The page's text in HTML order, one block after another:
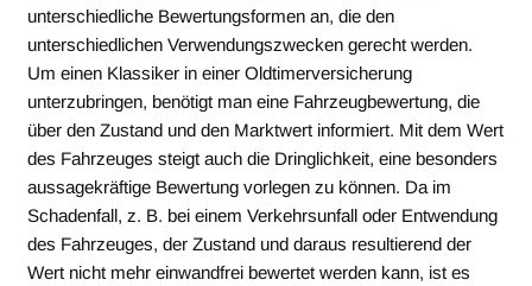
unterschiedliche Bewertungsformen an, die den
unterschiedlichen Verwendungszwecken gerecht werden.
Um einen Klassiker in einer Oldtimerversicherung
unterzubringen, benötigt man eine Fahrzeugbewertung, die
über den Zustand und den Marktwert informiert. Mit dem Wert
des Fahrzeuges steigt auch die Dringlichkeit, eine besonders
aussagekräftige Bewertung vorlegen zu können. Da im
Schadenfall, z. B. bei einem Verkehrsunfall oder Entwendung
des Fahrzeuges, der Zustand und daraus resultierend der
Wert nicht mehr einwandfrei bewertet werden kann, ist es